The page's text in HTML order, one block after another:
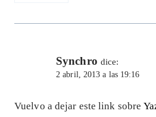
Synchro dice:
2 abril, 2013 a las 19:16
Vuelvo a dejar este link sobre